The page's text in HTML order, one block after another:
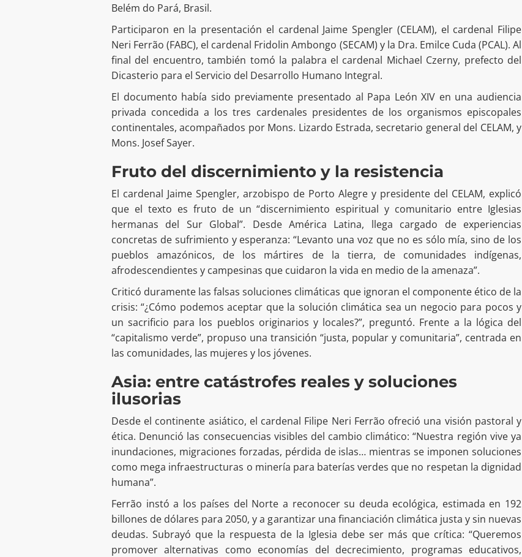
Belém do Pará, Brasil.
Participaron en la presentación el cardenal Jaime Spengler (CELAM), el cardenal Filipe
Neri Ferrão (FABC), el cardenal Fridolin Ambongo (SECAM) y la Dra. Emilce Cuda (PCAL). Al
final del encuentro, también tomó la palabra el cardenal Michael Czerny, prefecto del
Dicasterio para el Servicio del Desarrollo Humano Integral.
El documento había sido previamente presentado al Papa León XIV en una audiencia
privada concedida a los tres cardenales presidentes de los organismos episcopales
continentales, acompañados por Mons. Lizardo Estrada, secretario general del CELAM, y
Mons. Josef Sayer.
Fruto del discernimiento y la resistencia
El cardenal Jaime Spengler, arzobispo de Porto Alegre y presidente del CELAM, explicó
que el texto es fruto de un “discernimiento espiritual y comunitario entre Iglesias
hermanas del Sur Global”. Desde América Latina, llega cargado de experiencias
concretas de sufrimiento y esperanza: “Levanto una voz que no es sólo mía, sino de los
pueblos amazónicos, de los mártires de la tierra, de comunidades indígenas,
afrodescendientes y campesinas que cuidaron la vida en medio de la amenaza”.
Criticó duramente las falsas soluciones climáticas que ignoran el componente ético de la
crisis: “¿Cómo podemos aceptar que la solución climática sea un negocio para pocos y
un sacrificio para los pueblos originarios y locales?”, preguntó. Frente a la lógica del
“capitalismo verde”, propuso una transición “justa, popular y comunitaria”, centrada en
las comunidades, las mujeres y los jóvenes.
Asia: entre catástrofes reales y soluciones
ilusorias
Desde el continente asiático, el cardenal Filipe Neri Ferrão ofreció una visión pastoral y
ética. Denunció las consecuencias visibles del cambio climático: “Nuestra región vive ya
inundaciones, migraciones forzadas, pérdida de islas… mientras se imponen soluciones
como mega infraestructuras o minería para baterías verdes que no respetan la dignidad
humana”.
Ferrão instó a los países del Norte a reconocer su deuda ecológica, estimada en 192
billones de dólares para 2050, y a garantizar una financiación climática justa y sin nuevas
deudas. Subrayó que la respuesta de la Iglesia debe ser más que crítica: “Queremos
promover alternativas como economías del decrecimiento, programas educativos,